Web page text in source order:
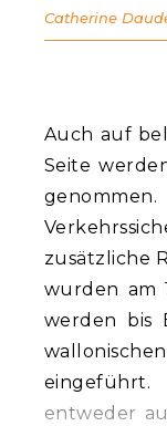
Auch auf
Seite
zusätzliche
wurden am
werden bis
entweder
Catherine